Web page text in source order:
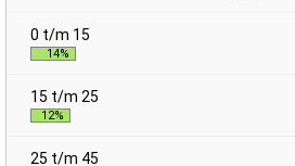
14%
12%